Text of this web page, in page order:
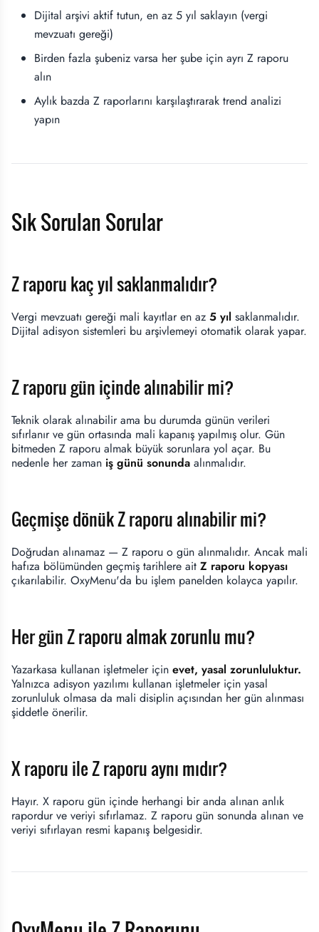
Dijital arşivi aktif tutun, en az 5 yıl saklayın (vergi
mevzuatı gereği)
Birden fazla şubeniz varsa her şube için ayrı Z raporu
alın
Aylık bazda Z raporlarını karşılaştırarak trend analizi
yapın
Sık Sorulan Sorular
Z raporu kaç yıl saklanmalıdır?
Vergi mevzuatı gereği mali kayıtlar en az 5 yıl saklanmalıdır.
Dijital adisyon sistemleri bu arşivlemeyi otomatik olarak yapar.
Z raporu gün içinde alınabilir mi?
Teknik olarak alınabilir ama bu durumda günün verileri
sıfırlanır ve gün ortasında mali kapanış yapılmış olur. Gün
bitmeden Z raporu almak büyük sorunlara yol açar. Bu
nedenle her zaman iş günü sonunda alınmalıdır.
Geçmişe dönük Z raporu alınabilir mi?
Doğrudan alınamaz — Z raporu o gün alınmalıdır. Ancak mali
hafıza bölümünden geçmiş tarihlere ait Z raporu kopyası
çıkarılabilir. OxyMenu'da bu işlem panelden kolayca yapılır.
Her gün Z raporu almak zorunlu mu?
Yazarkasa kullanan işletmeler için evet, yasal zorunluluktur.
Yalnızca adisyon yazılımı kullanan işletmeler için yasal
zorunluluk olmasa da mali disiplin açısından her gün alınması
şiddetle önerilir.
X raporu ile Z raporu aynı mıdır?
Hayır. X raporu gün içinde herhangi bir anda alınan anlık
rapordur ve veriyi sıfırlamaz. Z raporu gün sonunda alınan ve
veriyi sıfırlayan resmi kapanış belgesidir.